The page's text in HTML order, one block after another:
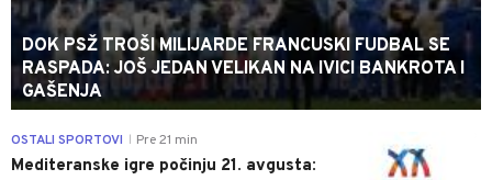
DOK PSŽ TROŠI MILIJARDE FRANCUSKI FUDBAL SE
RASPADA: JOŠ JEDAN VELIKAN NA IVICI BANKROTA I
GAŠENJA
OSTALI SPORTOVI Pre 21 min
Mediteranske igre počinju 21. avgusta: